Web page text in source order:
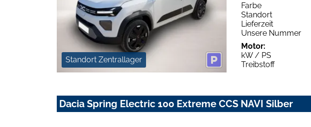
Standort Zentrallager
Farbe
Standort
Lieferzeit
Unsere Nummer
Motor:
kW / PS
Treibstoff
Dacia Spring Electric 100 Extreme CCS NAVI Silber